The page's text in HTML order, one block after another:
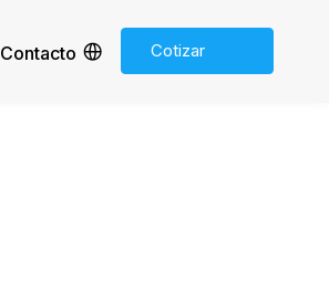
Contacto Cotizar